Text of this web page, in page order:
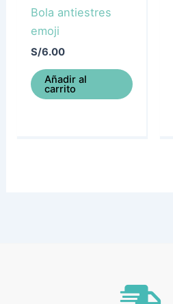
Bola antiestres
emoji
S/6.00
Añadir al
carrito